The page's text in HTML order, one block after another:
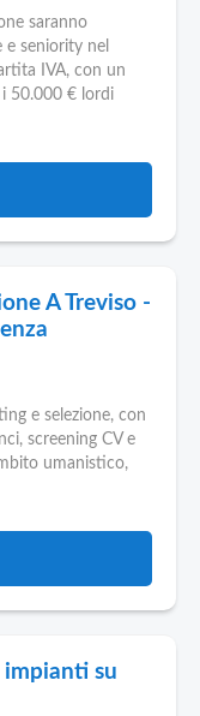
saranno
e seniority nel
IVA, con un
50.000 € lordi
A Treviso -
e selezione, con
screening CV e
umanistico,
su